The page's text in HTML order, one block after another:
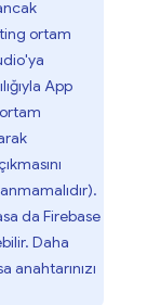
ortam
'ya
App
da Firebase
Daha
anahtarınızı